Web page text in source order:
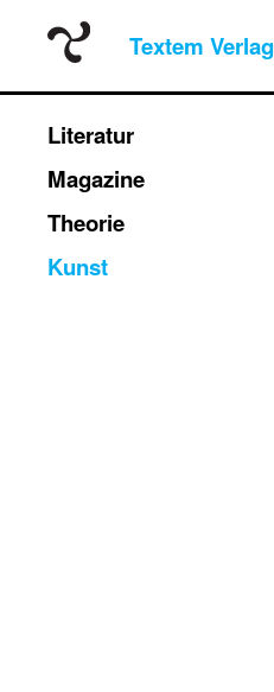
Textem Verlag
Literatur
Magazine
Theorie
Kunst